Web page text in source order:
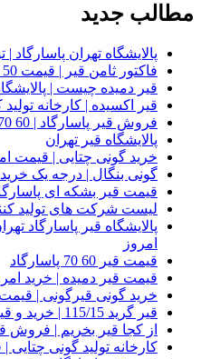
مطالب جدید
پالایشگاه تهران پاسارگاد |
فاکتور ثامن قیر | قیمت 50 40 ثبت خرید امروز
قیر دمیده چیست |
قیر اکسیده | کارخانه تولید
فروش قیر پاسارگاد | 60 70 خرید امروز از پالایشگاه تهران
پالایشگاه قیر تهران
خرید گونی چتایی | قیمت امروز 22
گونی بنگال | درجه یک
قیمت قیر بشکه ای
لیست شرکت های تولید
امروز
قیمت قیر 60 70 پاسارگاد
قیمت قیر دمیده | خرید امروز
خرید گونی قیرگونی | قیمت
قیر گرید 115/15 | خرید و قیمت روز
از کجا قیر بخریم | فروش قیر 60 70 پالایشگاه
کارخانه تولید گونی